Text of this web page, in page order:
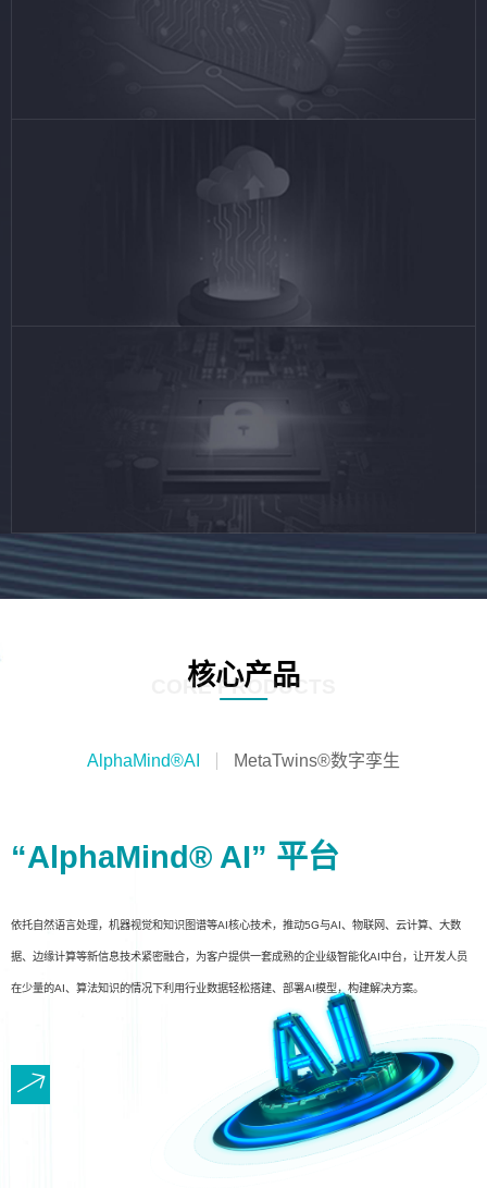
核心产品
CORE PRODUCTS
AlphaMind®AI MetaTwins®数字孪生
“AlphaMind® AI” 平台
依托自然语言处理，机器视觉和知识图谱等AI核心技术，推动5G与AI、物联网、云计算、大数
据、边缘计算等新信息技术紧密融合，为客户提供一套成熟的企业级智能化AI中台，让开发人员
在少量的AI、算法知识的情况下利用行业数据轻松搭建、部署AI模型，构建解决方案。